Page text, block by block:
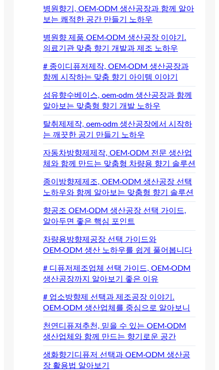
병원향기, OEM·ODM 생산공장과 함께 알아
보는 쾌적한 공간 만들기 노하우
병원향 제품 OEM·ODM 생산공장 이야기.
의료기관 맞춤 향기 개발과 제조 노하우
# 종이디퓨저제작, OEM·ODM 생산공장과
함께 시작하는 맞춤 향기 아이템 이야기
섬유향수베이스, oem·odm 생산공장과 함께
알아보는 맞춤형 향기 개발 노하우
탈취제제작, oem·odm 생산공장에서 시작하
는 깨끗한 공기 만들기 노하우
자동차방향제제작, OEM·ODM 전문 생산업
체와 함께 만드는 맞춤형 차량용 향기 솔루션
종이방향제제조, OEM·ODM 생산공장 선택
노하우와 함께 알아보는 맞춤형 향기 솔루션
향공조 OEM·ODM 생산공장 선택 가이드,
알아두면 좋은 핵심 포인트
차량용방향제공장 선택 가이드와
OEM·ODM 생산 노하우를 쉽게 풀어봅니다
# 디퓨저제조업체 선택 가이드, OEM·ODM
생산공장까지 알아보기 좋은 이유
# 업소방향제 선택과 제조공장 이야기.
OEM·ODM 생산업체를 중심으로 알아보니
천연디퓨져추천, 믿을 수 있는 OEM·ODM
생산업체와 함께 만드는 향기로운 공간
생화향기디퓨저 선택과 OEM·ODM 생산공
장 활용법 알아보기